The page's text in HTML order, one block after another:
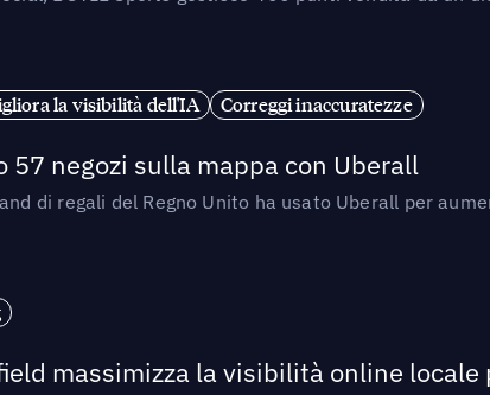
la visibilità dell'IA Correggi inaccuratezze
57 negozi sulla mappa con Uberall
di regali del Regno Unito ha usato Uberall per
massimizza la visibilità online